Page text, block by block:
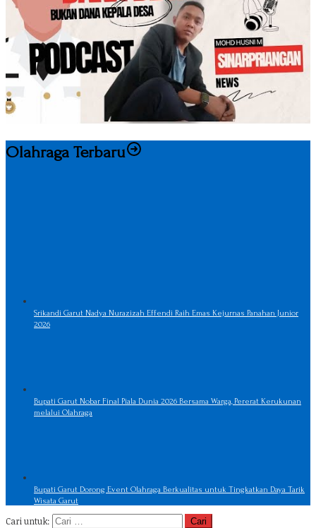
Olahraga Terbaru
Srikandi Garut Nadya Nurazizah Effendi Raih Emas Kejurnas Panahan Junior
2026
Bupati Garut Nobar Final Piala Dunia 2026 Bersama Warga, Pererat Kerukunan
melalui Olahraga
Bupati Garut Dorong Event Olahraga Berkualitas untuk Tingkatkan Daya Tarik
Wisata Garut
Cari untuk: